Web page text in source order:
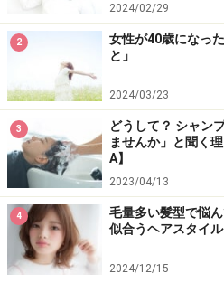
2024/02/29
2
女性が40歳になっ
と」
2024/03/23
3
どうして？ シャン
ませんか」と聞く
A】
2023/04/13
4
毛量多い髪型で悩
似合うヘアスタイル
2024/12/15